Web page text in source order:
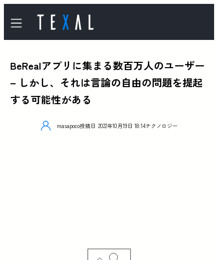
BeRealアプリに集まる数百万人のユーザー
– しかし、それは言論の自由の問題を提起
する可能性がある
masapoco投稿日 2022年10月19日 18:14テクノロジー